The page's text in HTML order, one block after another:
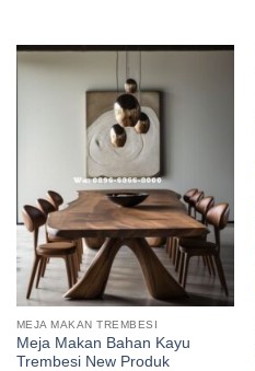
MEJA MAKAN TREMBESI
Meja Makan Bahan Kayu
Trembesi New Produk